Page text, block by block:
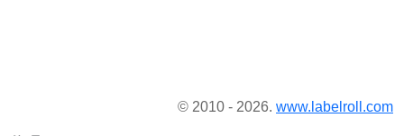
© 2010 - 2026. www.labelroll.com